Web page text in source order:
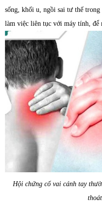
sống, khối u, ngồi sai tư thế
làm việc liên tục với máy tính, để
Hội chứng cổ vai cánh tay